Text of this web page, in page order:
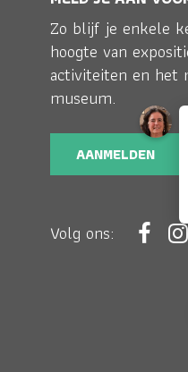
Zo blijf je enkele
hoogte van
activiteiten en het
museum.
AANMELDEN
Volg ons: